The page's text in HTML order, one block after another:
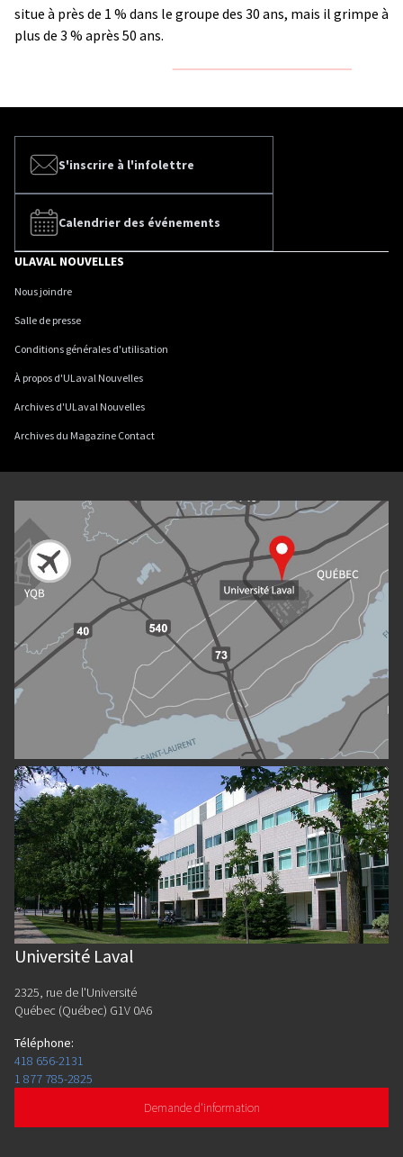
situe à près de 1 % dans le groupe des 30 ans, mais il grimpe à
plus de 3 % après 50 ans.
S'inscrire à l'infolettre
Calendrier des événements
ULAVAL NOUVELLES
Nous joindre
Salle de presse
Conditions générales d'utilisation
À propos d'ULaval Nouvelles
Archives d'ULaval Nouvelles
Archives du Magazine Contact
Université Laval
2325, rue de l'Université
Québec (Québec) G1V 0A6
Téléphone:
418 656-2131
1 877 785-2825
Demande d'information